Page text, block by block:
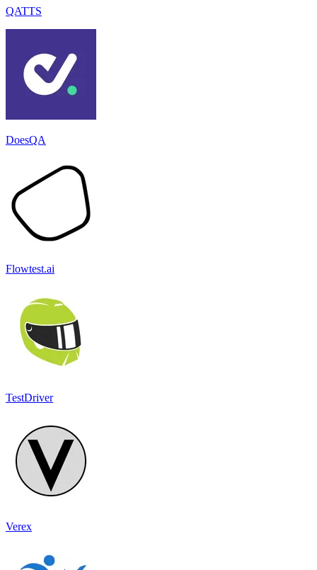
QATTS
DoesQA
Flowtest.ai
TestDriver
Verex